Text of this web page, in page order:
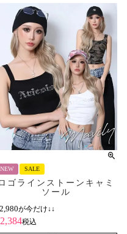
NEW SALE
ゴラインストーンキャミ
ソール
2,980が今だけ↓↓
2,384税込